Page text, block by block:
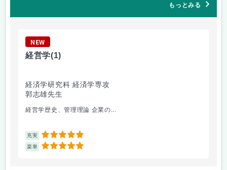
もっとみる
NEW
経営学(1)
経済学研究科 経済学専攻
郭志雄先生
経営学歴史、管理理論 企業の...
充実 5
楽単 5